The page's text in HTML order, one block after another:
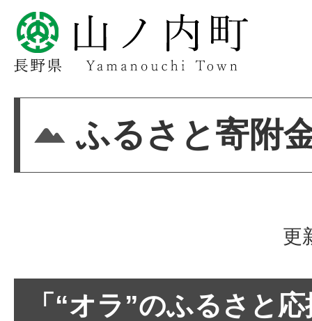
ふるさと寄附
更
「“オラ”のふるさと